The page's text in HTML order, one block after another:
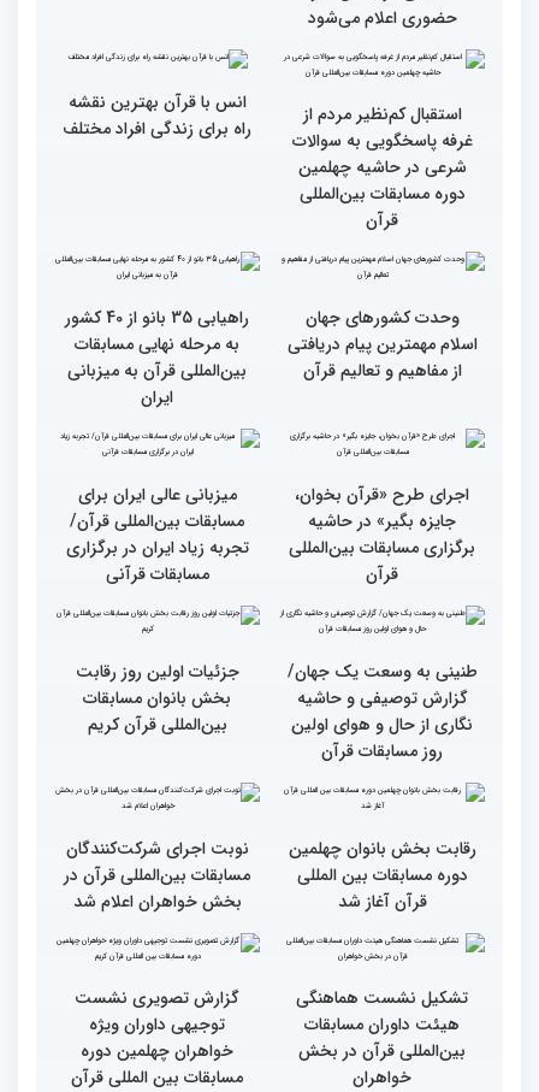
بانوان چهلمین دوره
مسابقات بین المللی قرآن
کریم
کریم از باغ موزه دفاع
گزارش تصویری بازدید
متسابقین چهلمین دوره
مسابقات بین المللی قرآن
کریم از باغ موزه دفاع
مقدس(بخش اول)
گزارش تصویری اولین روز
دوره مسابقات بین المللی
قرآن کریم (بخش دوم)
گزارش تصویری اولین روز
رقابت بخش بانوان چهلمین
دوره مسابقات بین المللی
قرآن کریم (بخش اول)
سوم اسفند، نتایج مرحله
نهایی جشنواره تلاوت‌های
تقلیدی در بخش غیر
حضوری اعلام می‌شود
محتوای قرآن با نظامات
غیبی موثر بر زندگی افراد
ارتباط دارد
استقبال کم‌نظیر مردم از
غرفه پاسخگویی به سوالات
شرعی در حاشیه چهلمین
دوره مسابقات بین‌المللی
انس با قرآن بهترین نقشه
راه برای زندگی افراد مختلف
وحدت کشورهای جهان
اسلام مهمترین پیام دریافتی
از مفاهیم و تعالیم قرآن
به مرحله نهایی مسابقات
بین‌المللی قرآن به میزبانی
ایران